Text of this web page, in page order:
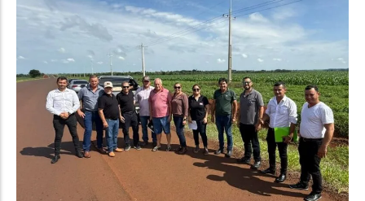
Paraná
Política
Santa Helena e Região
Saúde e Bem-Estar